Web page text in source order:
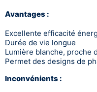
Avantages :
Excellente efficacité
Durée de vie longue
Lumière blanche, proche
Permet des designs de
Inconvénients :